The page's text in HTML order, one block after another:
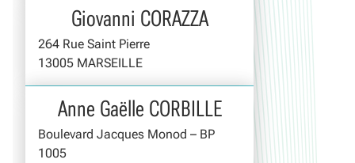
Giovanni CORAZZA
264 Rue Saint Pierre
13005 MARSEILLE
Anne Gaëlle CORBILLE
Boulevard Jacques Monod – BP
1005